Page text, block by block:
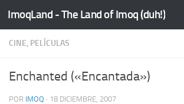
Saltar al contenido
ImoqLand - The Land of Imoq (duh!)
CINE, PELÍCULAS
Enchanted («Encantada»)
POR IMOQ · 18 DICIEMBRE, 2007